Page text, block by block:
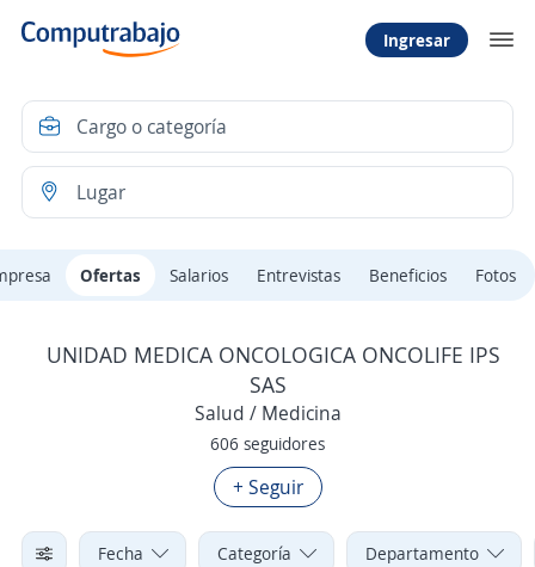
Ingresar
Ofertas Salarios Entrevistas Beneficios Fotos
UNIDAD MEDICA ONCOLOGICA ONCOLIFE IPS
SAS
Salud / Medicina
606 seguidores
+ Seguir
Fecha Categoría Departamento